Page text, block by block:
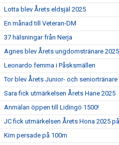
Lotta blev Årets eldsjäl 2025
En månad till Veteran-DM
37 hälsningar från Nerja
Agnes blev Årets ungdomstränare 2025
Leonardo femma i Påsksmällen
Tor blev Årets Junior- och seniortränare
Sara fick utmärkelsen Årets Hane 2025
Anmälan öppen till Lidingö 1500!
JC fick utmärkelsen Årets Hona 2025
Kim persade på 100m